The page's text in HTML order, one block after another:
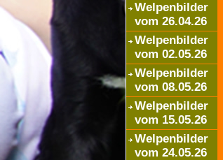
Welpenbilder
vom 26.04.26
Welpenbilder
vom 02.05.26
Welpenbilder
vom 08.05.26
Welpenbilder
vom 15.05.26
Welpenbilder
vom 24.05.26